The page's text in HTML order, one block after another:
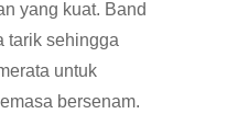
yang kuat. Band
tarik sehingga
untuk
bersenam.